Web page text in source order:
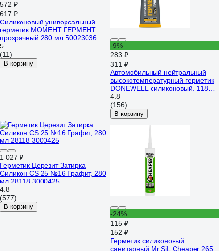
572 ₽
617 ₽
Силиконовый универсальный
герметик МОМЕНТ ГЕРМЕНТ
прозрачный 280 мл Б0023036
1998757
5
(11)
В корзину
-9%
283 ₽
311 ₽
Автомобильный нейтральный
высокотемпературный герметик
DONEWELL силиконовый, 118
мл, серый DGT-215
4.8
(156)
В корзину
1 027 ₽
Герметик Церезит Затирка
Силикон CS 25 №16 Графит, 280
мл 28118 3000425
4.8
(577)
В корзину
-24%
115 ₽
152 ₽
Герметик силиконовый
санитарный Mr.SiL Cheaper 265